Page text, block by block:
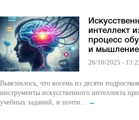
интеллект
процесс
и
26/10/2025 -
Выяснилось, что восемь из десяти
инструменты искусственного интеллекта
учебных заданий, и почти... →